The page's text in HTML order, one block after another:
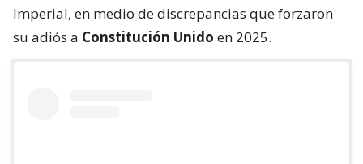
Imperial, en medio de discrepancias que forzaron
su adiós a Constitución Unido en 2025.